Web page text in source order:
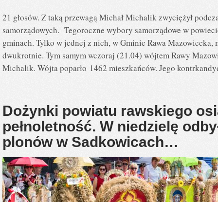
21 głosów. Z taką przewagą Michał Michalik zwyciężył
samorządowych. Tegoroczne wybory samorządowe w
gminach. Tylko w jednej z nich, w Gminie Rawa Mazowiecka,
dwukrotnie. Tym samym wczoraj (21.04) wójtem Rawy
Michalik. Wójta poparło 1462 mieszkańców. Jego
Dożynki powiatu rawskiego
pełnoletność. W niedzielę
plonów w Sadkowicach…